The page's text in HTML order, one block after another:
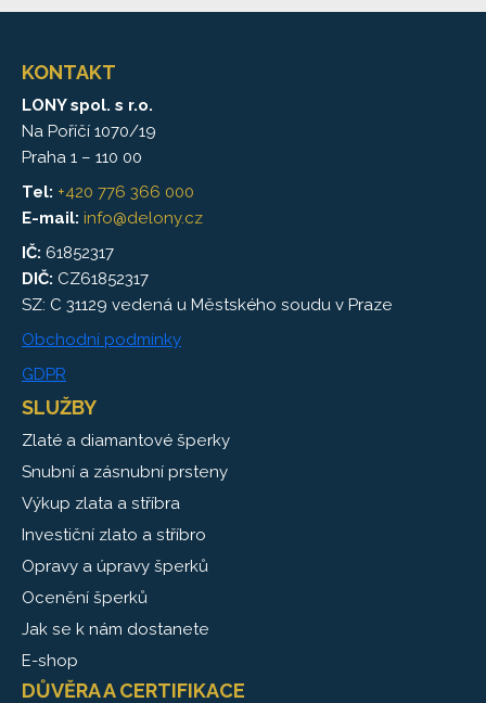
KONTAKT
LONY spol. s r.o.
Na Poříčí 1070/19
Praha 1 – 110 00
Tel: +420 776 366 000
E-mail: info@delony.cz
IČ: 61852317
DIČ: CZ61852317
SZ: C 31129 vedená u Městského soudu v Praze
Obchodní podmínky
GDPR
SLUŽBY
Zlaté a diamantové šperky
Snubní a zásnubní prsteny
Výkup zlata a stříbra
Investiční zlato a stříbro
Opravy a úpravy šperků
Ocenění šperků
Jak se k nám dostanete
E-shop
DŮVĚRA A CERTIFIKACE